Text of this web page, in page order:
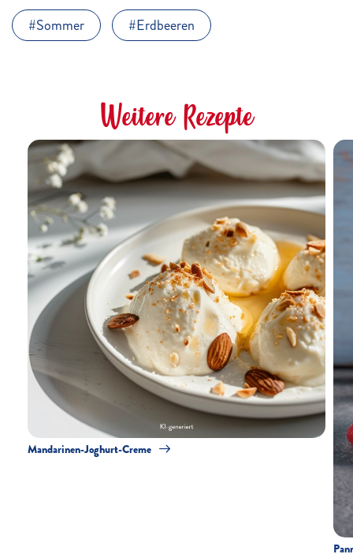
Sommer
Erdbeeren
Weitere Rezepte
Mandarinen-Joghurt-Creme